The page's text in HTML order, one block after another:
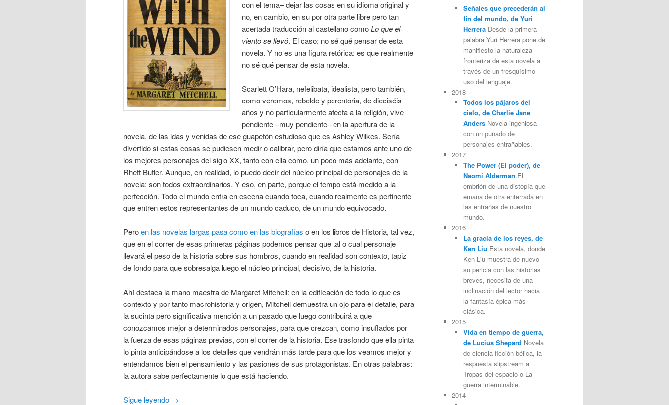
con el tema– dejar las cosas en su idioma original y
no, en cambio, en su por otra parte libre pero tan
acertada traducción al castellano comoLo que el
viento se llevó. El caso: no sé qué pensar de esta
novela. Y no es una figura retórica: es que realmente
no sé qué pensar de esta novela.
Scarlett O’Hara, nefelibata, idealista, pero también,
como veremos, rebelde y perentoria, de dieciséis
años y no particularmente afecta a la religión, vive
pendiente –muy pendiente– en la apertura de la
novela, de las idas y venidas de ese guapetón estudioso que es Ashley Wilkes. Sería
divertido si estas cosas se pudiesen medir o calibrar, pero diría que estamos ante uno de
los mejores personajes del siglo XX, tanto con ella como, un poco más adelante, con
Rhett Butler. Aunque, en realidad, lo puedo decir del núcleo principal de personajes de la
novela: son todos extraordinarios. Y eso, en parte, porque el tempo está medido a la
perfección. Todo el mundo entra en escena cuando toca, cuando realmente es pertinente
que entren estos representantes de un mundo caduco, de un mundo equivocado.
Peroen las novelas largas pasa como en las biografías o en los libros de Historia, tal vez,
que en el correr de esas primeras páginas podemos pensar que tal o cual personaje
llevará el peso de la historia sobre sus hombros, cuando en realidad son contexto, tapiz
de fondo para que sobresalga luego el núcleo principal, decisivo, de la historia.
Ahí destaca la mano maestra de Margaret Mitchell: en la edificación de todo lo que es
contexto y por tanto macrohistoria y origen, Mitchell demuestra un ojo para el detalle, para
la sucinta pero significativa mención a un pasado que luego contribuirá a que
conozcamos mejor a determinados personajes, para que crezcan, como insuflados por
la fuerza de esas páginas previas, con el correr de la historia. Ese trasfondo que ella pinta
lo pinta anticipándose a los detalles que vendrán más tarde para que los veamos mejor y
entendamos bien el pensamiento y las pasiones de sus protagonistas. En otras palabras:
la autora sabe perfectamente lo que está haciendo.
Sigue leyendo →
Señales que precederán al
fin del mundo, de Yuri
HerreraDesde la primera
palabra Yuri Herrera pone de
manifiesto la naturaleza
fronteriza de esta novela a
través de un fresquísimo
uso del lenguaje.
2018
Todos los pájaros del
cielo, de Charlie Jane
AndersNovela ingeniosa
con un puñado de
personajes entrañables.
2017
The Power (El poder), de
Naomi Alderman El
embrión de una distopía que
emana de otra enterrada en
las entrañas de nuestro
mundo.
2016
La gracia de los reyes, de
Ken Liu Esta novela, donde
Ken Liu muestra de nuevo
su pericia con las historias
breves, necesita de una
inclinación del lector hacia
la fantasía épica más
clásica.
2015
Vida en tiempo de guerra,
de Lucius Shepard Novela
de ciencia ficción bélica, la
respuesta slipstream a
Tropas del espacio o La
guerra interminable.
2014